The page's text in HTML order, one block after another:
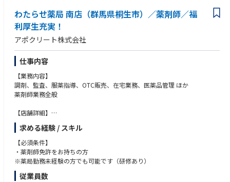
わたらせ薬局 南店（群馬県桐生市）／薬剤師／福
利厚生充実！
アポクリート株式会社
仕事内容
【業務内容】
調剤、監査、服薬指導、OTC販売、在宅業務、医薬品管理 ほか
薬剤師業務全般
【店舗詳細】
■営業時間・・・月火水金 9:00～18:00
木・土 9:00～13:00
■定休日・・・日曜日、祝日
■処方科目・・・皮膚科・内科・消化器科
求める経験 / スキル
【必須条件】
・薬剤師免許をお持ちの方
※薬局勤務未経験の方でも可能です（研修あり）
従業員数